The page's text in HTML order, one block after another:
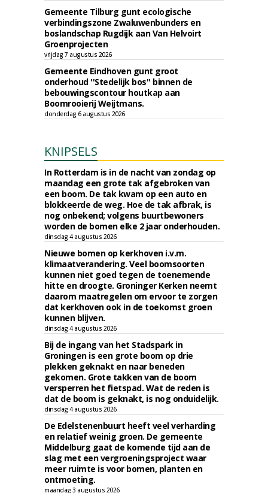
Gemeente Tilburg gunt ecologische
verbindingszone Zwaluwenbunders en
boslandschap Rugdijk aan Van Helvoirt
Groenprojecten
vrijdag 7 augustus 2026
Gemeente Eindhoven gunt groot
onderhoud ''Stedelijk bos'' binnen de
bebouwingscontour houtkap aan
Boomrooierij Weijtmans.
donderdag 6 augustus 2026
KNIPSELS
In Rotterdam is in de nacht van zondag op
maandag een grote tak afgebroken van
een boom. De tak kwam op een auto en
blokkeerde de weg. Hoe de tak afbrak, is
nog onbekend; volgens buurtbewoners
worden de bomen elke 2 jaar onderhouden.
dinsdag 4 augustus 2026
Nieuwe bomen op kerkhoven i.v.m.
klimaatverandering. Veel boomsoorten
kunnen niet goed tegen de toenemende
hitte en droogte. Groninger Kerken neemt
daarom maatregelen om ervoor te zorgen
dat kerkhoven ook in de toekomst groen
kunnen blijven.
dinsdag 4 augustus 2026
Bij de ingang van het Stadspark in
Groningen is een grote boom op drie
plekken geknakt en naar beneden
gekomen. Grote takken van de boom
versperren het fietspad. Wat de reden is
dat de boom is geknakt, is nog onduidelijk.
dinsdag 4 augustus 2026
De Edelstenenbuurt heeft veel verharding
en relatief weinig groen. De gemeente
Middelburg gaat de komende tijd aan de
slag met een vergroeningsproject waar
meer ruimte is voor bomen, planten en
ontmoeting.
maandag 3 augustus 2026